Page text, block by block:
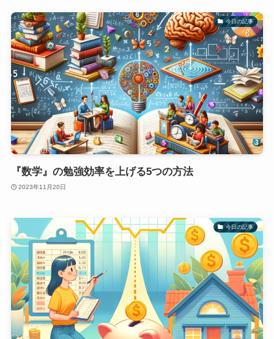
今日の記事
『数学』の勉強効率を上げる5つの方法
2023年11月20日
今日の記事